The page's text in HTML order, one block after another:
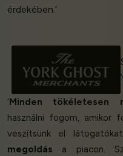
érdekében.’
‘Minden tökéletesen
használni fogom, amikor
veszítsünk el
megoldás a piacon.